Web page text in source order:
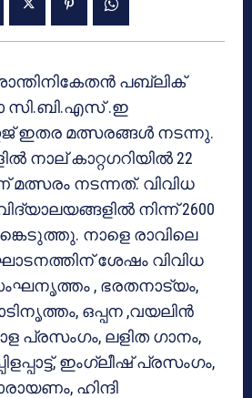
പബ്ലിക്
സി.ബി.എസ് .ഇ
ഇതര മത്സരങ്ങള്‍ നടന്നു.
നാല് കാറ്റഗറിയില്‍ 22
നടന്നത്. വിവിധ
നിന്ന് 2600
നാളെ രാവിലെ
ശേഷം വിവിധ
, ഭരതനാട്യം,
ഒപ്പന ,വയലിന്‍
പ്രസംഗം, ലളിത ഗാനം,
ഇംഗ്ലീഷ് പ്രസംഗം,
ഹിന്ദി